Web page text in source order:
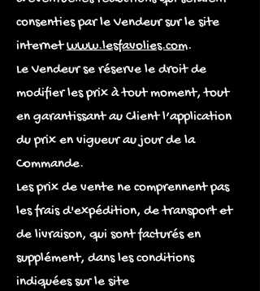
consenties par le Vendeur sur le site
internetwww.lesfavolies.com.
Le Vendeur se réserve le droit de
modifier les prix à tout moment, tout
en garantissant au Client l’application
du prix en vigueur au jour de la
Commande.
Les prix de vente ne comprennent pas
les frais d'expédition, de transport et
de livraison, qui sont facturés en
supplément, dans les conditions
indiquées sur le site